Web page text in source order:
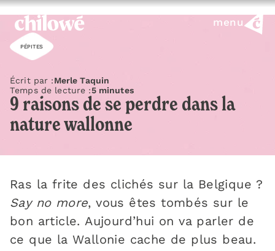
menu
PÉPITES
Écrit par :Merle Taquin
Temps de lecture :5 minutes
9 raisons de se perdre dans la
nature wallonne
Ras la frite des clichés sur la Belgique ?
Say no more, vous êtes tombés sur le
bon article. Aujourd’hui on va parler de
ce que la Wallonie cache de plus beau.